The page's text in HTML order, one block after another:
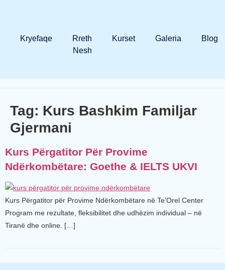
Kryefaqe
Rreth
Nesh
Kurset Galeria Blog
Tag: Kurs Bashkim Familjar
Gjermani
Kurs Përgatitor Për Provime
Ndërkombëtare: Goethe & IELTS UKVI
Kurs Përgatitor për Provime Ndërkombëtare në Te’Orel Center
Program me rezultate, fleksibilitet dhe udhëzim individual – në
Tiranë dhe online. […]